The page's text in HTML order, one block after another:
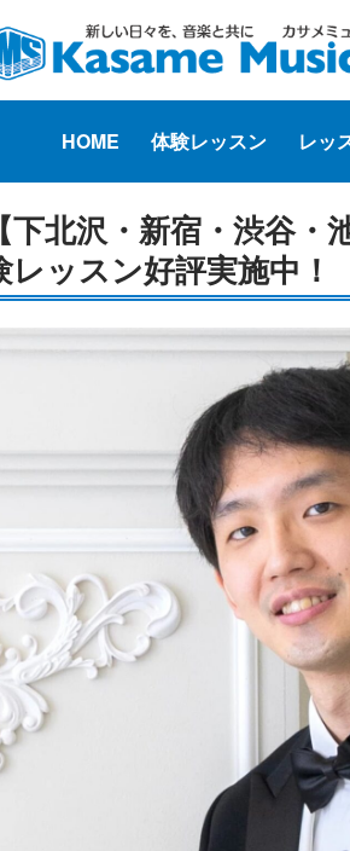
HOME 体験レッスン レッ
【下北沢・新宿・渋谷
レッスン好評実施中！